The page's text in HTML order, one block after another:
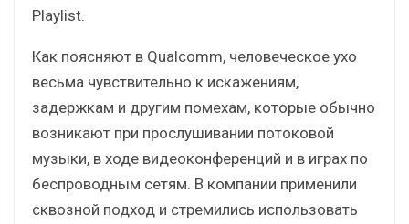
Playlist.
Как поясняют в Qualcomm, человеческое ухо
весьма чувствительно к искажениям,
задержкам и другим помехам, которые обычно
возникают при прослушивании потоковой
музыки, в ходе видеоконференций и в играх по
беспроводным сетям. В компании применили
сквозной подход и стремились использовать